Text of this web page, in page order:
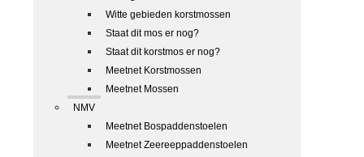
Witte gebieden korstmossen
Staat dit mos er nog?
Staat dit korstmos er nog?
Meetnet Korstmossen
Meetnet Mossen
NMV
Meetnet Bospaddenstoelen
Meetnet Zeereeppaddenstoelen